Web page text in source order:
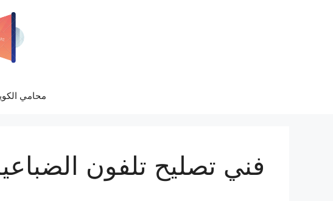
محامي
فني تصليح تلفون